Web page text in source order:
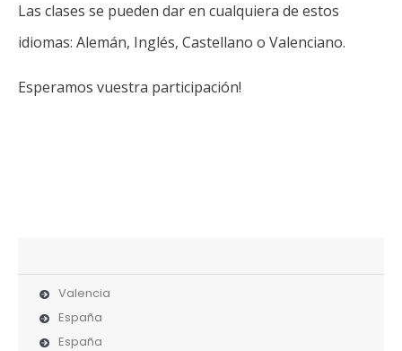
Las clases se pueden dar en cualquiera de estos
idiomas: Alemán, Inglés, Castellano o Valenciano.
Esperamos vuestra participación!
Valencia
España
España